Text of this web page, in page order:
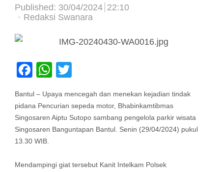
Published: 30/04/2024 22:10
Author
Redaksi Swanara
Facebook
WhatsApp
Bantul – Upaya mencegah dan menekan kejadian tindak
pidana Pencurian sepeda motor, Bhabinkamtibmas
Singosaren Aiptu Sutopo sambang pengelola parkir wisata
Singosaren Banguntapan Bantul. Senin (29/04/2024) pukul
13.30 WIB.
Mendampingi giat tersebut Kanit Intelkam Polsek